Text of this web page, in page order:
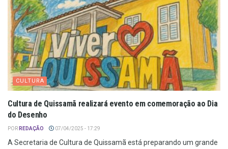
CULTURA
Cultura de Quissamã realizará evento em comemoração ao Dia
do Desenho
POR REDAÇÃO 07/04/2025 - 17:29
A Secretaria de Cultura de Quissamã está preparando um grande